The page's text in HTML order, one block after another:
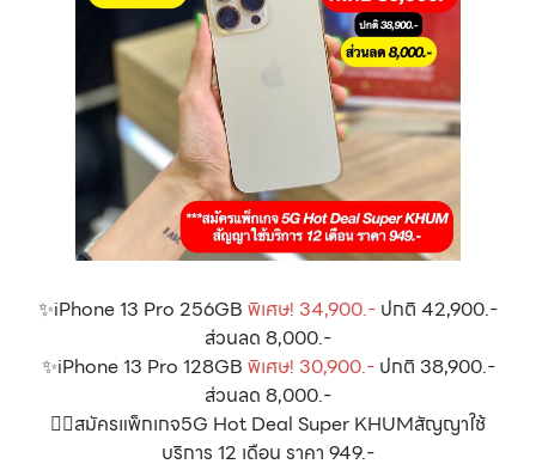
✨iPhone 13 Pro 256GB พิเศษ! 34,900.- ปกติ 42,900.-
ส่วนลด 8,000.-
✨iPhone 13 Pro 128GB พิเศษ! 30,900.-ปกติ 38,900.-
ส่วนลด 8,000.-
👉🏻สมัครแพ็กเกจ5G Hot Deal Super KHUMสัญญาใช้
บริการ 12 เดือน ราคา 949.-